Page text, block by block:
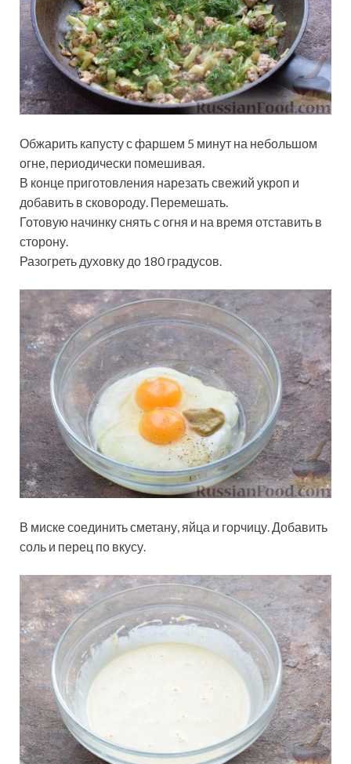
Обжарить капусту с фаршем 5 минут на небольшом
огне, периодически помешивая.
В конце приготовления нарезать свежий укроп и
добавить в сковороду. Перемешать.
Готовую начинку снять с огня и на время отставить в
сторону.
Разогреть духовку до 180 градусов.
В миске соединить сметану, яйца и горчицу. Добавить
соль и перец по вкусу.